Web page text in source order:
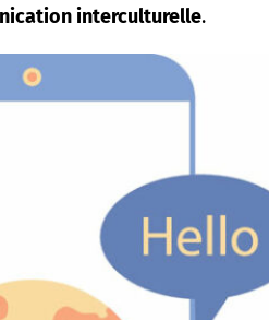
interculturelle.